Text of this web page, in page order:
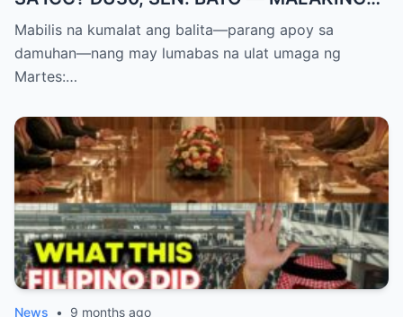
PASABOG! “INTERIM RELEASE,” TOTOO
BA?
Mabilis na kumalat ang balita—parang apoy sa
damuhan—nang may lumabas na ulat umaga ng
Martes:…
News • 9 months ago